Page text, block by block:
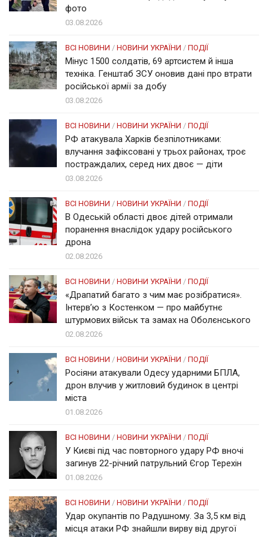
фото
03.08.2026
ВСІ НОВИНИ / НОВИНИ УКРАЇНИ / ПОДІЇ
Мінус 1500 солдатів, 69 артсистем й інша
техніка. Генштаб ЗСУ оновив дані про втрати
російської армії за добу
03.08.2026
ВСІ НОВИНИ / НОВИНИ УКРАЇНИ / ПОДІЇ
РФ атакувала Харків безпілотниками:
влучання зафіксовані у трьох районах, троє
постраждалих, серед них двоє — діти
03.08.2026
ВСІ НОВИНИ / НОВИНИ УКРАЇНИ / ПОДІЇ
В Одеській області двоє дітей отримали
поранення внаслідок удару російського
дрона
02.08.2026
ВСІ НОВИНИ / НОВИНИ УКРАЇНИ / ПОДІЇ
«Драпатий багато з чим має розібратися».
Інтерв’ю з Костенком — про майбутнє
штурмових військ та замах на Оболєнського
02.08.2026
ВСІ НОВИНИ / НОВИНИ УКРАЇНИ / ПОДІЇ
Росіяни атакували Одесу ударними БПЛА,
дрон влучив у житловий будинок в центрі
міста
01.08.2026
ВСІ НОВИНИ / НОВИНИ УКРАЇНИ / ПОДІЇ
У Києві під час повторного удару РФ вночі
загинув 22-річний патрульний Єгор Терехін
01.08.2026
ВСІ НОВИНИ / НОВИНИ УКРАЇНИ / ПОДІЇ
Удар окупантів по Радушному. За 3,5 км від
місця атаки РФ знайшли вирву від другої